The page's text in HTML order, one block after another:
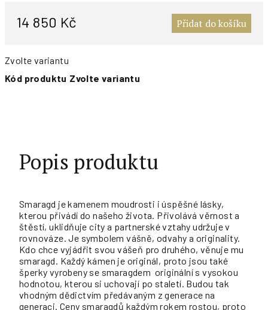
14 850 Kč Přidat do košíku
Zvolte variantu
Kód produktu Zvolte variantu
Popis produktu
Smaragd je kamenem moudrosti i úspěšné lásky,
kterou přivádí do našeho života. Přivolává věrnost a
štěstí, uklidňuje city a partnerské vztahy udržuje v
rovnováze. Je symbolem vášně, odvahy a originality.
Kdo chce vyjádřit svou vášeň pro druhého, věnuje mu
smaragd. Každý kámen je originál, proto jsou také
šperky vyrobeny se smaragdem originální s vysokou
hodnotou, kterou si uchovají po staletí. Budou tak
vhodným dědictvím předávaným z generace na
generaci. Ceny smaragdů každým rokem rostou, proto